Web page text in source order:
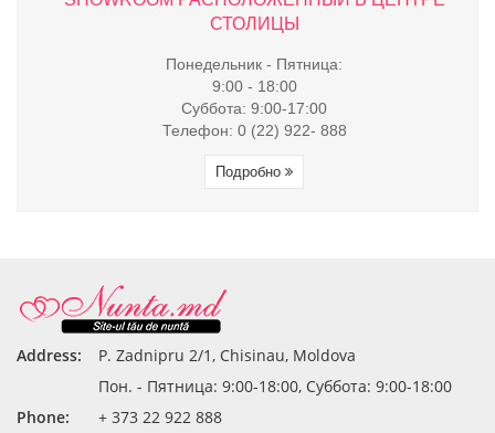
СТОЛИЦЫ
Понедельник - Пятница:
9:00 - 18:00
Суббота: 9:00-17:00
Телефон: 0 (22) 922- 888
Подробно
Address:
P. Zadnipru 2/1, Chisinau, Moldova
Пон. - Пятница: 9:00-18:00, Суббота: 9:00-18:00
Phone:
+ 373 22 922 888